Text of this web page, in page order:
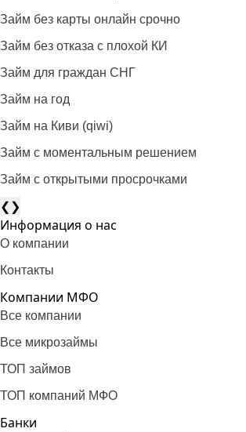
Займ без карты онлайн срочно
Займ без отказа с плохой КИ
Займ для граждан СНГ
Займ на год
Займ на Киви (qiwi)
Займ c моментальным решением
Займ с открытыми просрочками
❮❯
Информация о нас
О компании
Контакты
Компании МФО
Все компании
Все микрозаймы
ТОП займов
ТОП компаний МФО
Банки